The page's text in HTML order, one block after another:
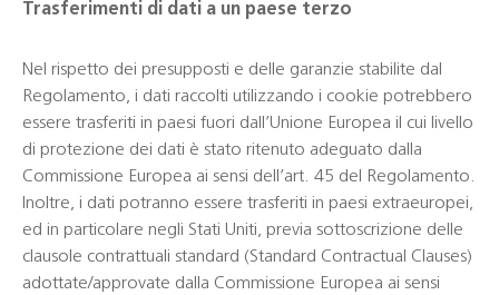
Trasferimenti di dati a un paese terzo
Nel rispetto dei presupposti e delle garanzie stabilite dal
Regolamento, i dati raccolti utilizzando i cookie potrebbero
essere trasferiti in paesi fuori dall’Unione Europea il cui livello
di protezione dei dati è stato ritenuto adeguato dalla
Commissione Europea ai sensi dell’art. 45 del Regolamento.
Inoltre, i dati potranno essere trasferiti in paesi extraeuropei,
ed in particolare negli Stati Uniti, previa sottoscrizione delle
clausole contrattuali standard (Standard Contractual Clauses)
adottate/approvate dalla Commissione Europea ai sensi